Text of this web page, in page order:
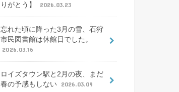
りがとう】
2026.03.23
忘れた頃に降った3月の雪、石狩
市民図書館は休館日でした。
2026.03.16
ロイズタウン駅と2月の夜、まだ
春の予感もしない 2026.03.09